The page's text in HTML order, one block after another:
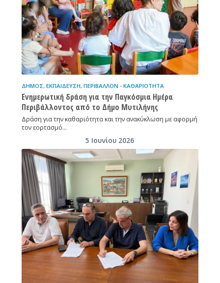
ΔΉΜΟΣ, ΕΚΠΑΊΔΕΥΣΗ, ΠΕΡΙΒΆΛΛΟΝ - ΚΑΘΑΡΙΌΤΗΤΑ
Ενημερωτική δράση για την Παγκόσμια Ημέρα
Περιβάλλοντος από το Δήμο Μυτιλήνης
Δράση για την καθαριότητα και την ανακύκλωση με αφορμή
τον εορτασμό…
5 Ιουνίου 2026